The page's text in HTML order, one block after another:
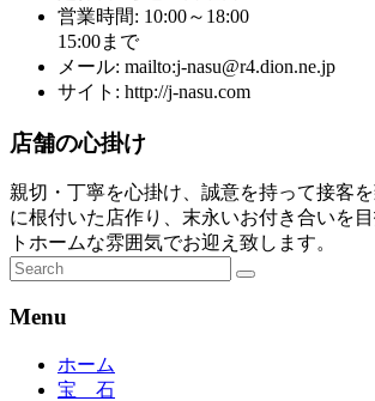
営業時間: 10:00～18:00
15:00まで
メール: mailto:j-nasu@r4.dion.ne.jp
サイト: http://j-nasu.com
店舗の心掛け
親切・丁寧を心掛け、誠意を持って接客
に根付いた店作り、末永いお付き合いを
トホームな雰囲気でお迎え致します。
Menu
ホーム
宝 石